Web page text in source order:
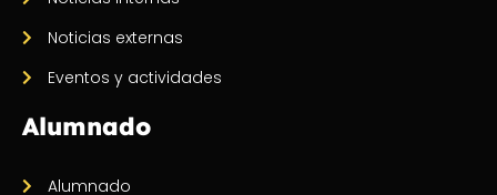
Noticias externas
Eventos y actividades
Alumnado
Alumnado